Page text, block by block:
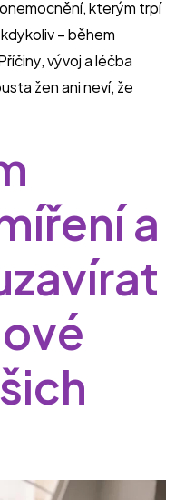
kterým trpí
– během
vývoj a léčba
žen ani neví, že
a